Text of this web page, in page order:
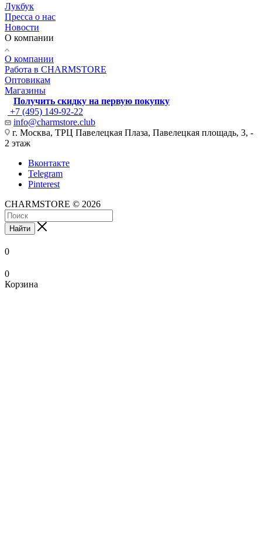
Лукбук
Пресса о нас
Новости
О компании
О компании
Работа в CHARMSTORE
Оптовикам
Магазины
Получить скидку на первую покупку
+7 (495) 149-92-22
info@charmstore.club
г. Москва, ТРЦ Павелецкая Плаза, Павелецкая площадь, 3, -
2 этаж
Вконтакте
Telegram
Pinterest
CHARMSTORE © 2026
Найти
0
0
Корзина